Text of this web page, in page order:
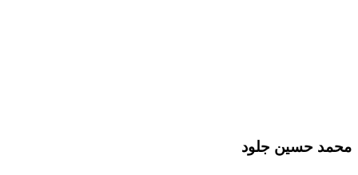
محمد حسين جلود